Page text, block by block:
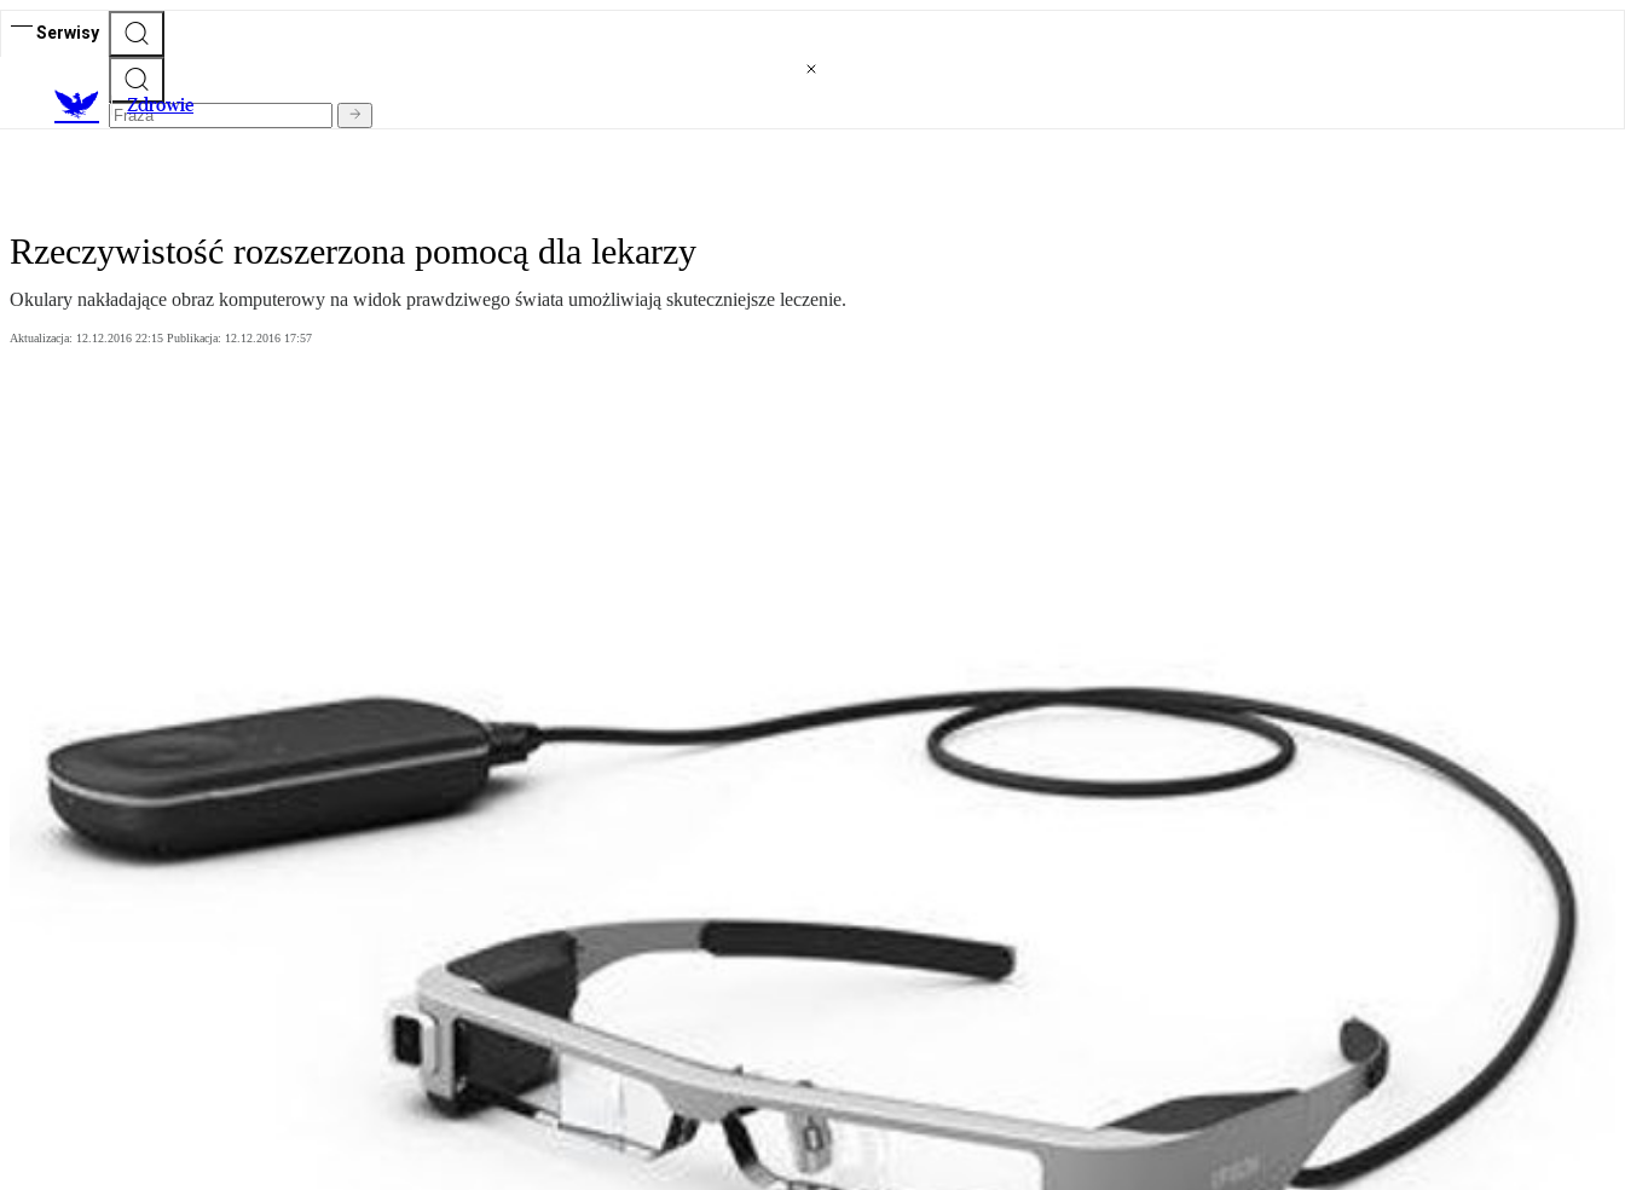
Serwisy
Zdrowie
Rzeczywistość rozszerzona pomocą dla lekarzy
Okulary nakładające obraz komputerowy na widok prawdziwego świata umożliwiają skuteczniejsze leczenie.
Aktualizacja: 12.12.2016 22:15 Publikacja: 12.12.2016 17:57